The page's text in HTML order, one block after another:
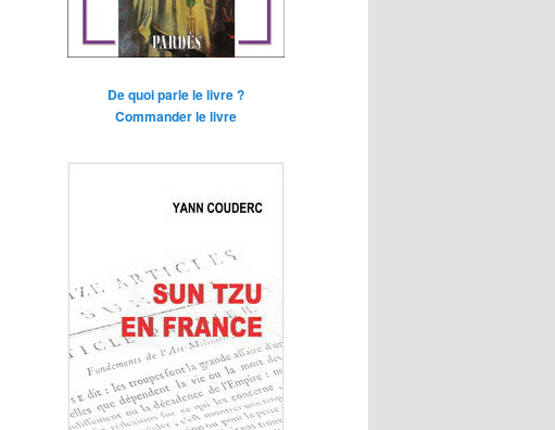
De quoi parle le livre ?
Commander le livre